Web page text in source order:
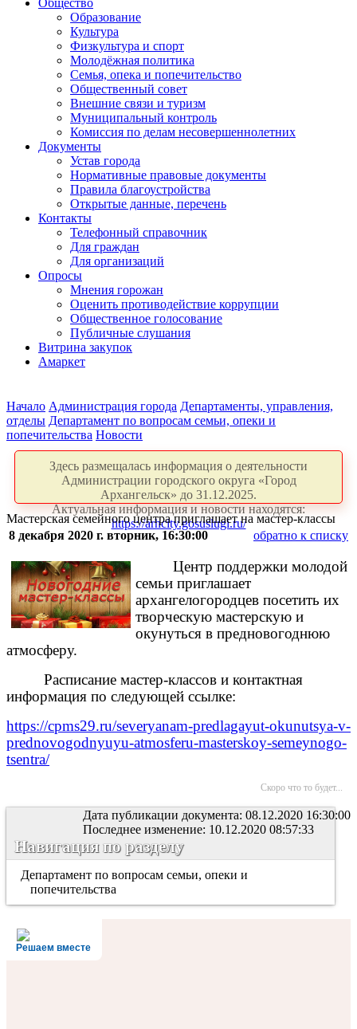
Общество
Образование
Культура
Физкультура и спорт
Молодёжная политика
Семья, опека и попечительство
Общественный совет
Внешние связи и туризм
Муниципальный контроль
Комиссия по делам несовершеннолетних
Документы
Устав города
Нормативные правовые документы
Правила благоустройства
Открытые данные, перечень
Контакты
Телефонный справочник
Для граждан
Для организаций
Опросы
Мнения горожан
Оценить противодействие коррупции
Общественное голосование
Публичные слушания
Витрина закупок
Амаркет
Начало Администрация города Департаменты, управления,
отделы Департамент по вопросам семьи, опеки и
попечительства Новости
Здесь размещалась информация о деятельности
Администрации городского округа «Город
Архангельск» до 31.12.2025.
Актуальная информация и новости находятся:
https://arhcity.gosuslugi.ru/
Мастерская семейного центра приглашает на мастер-классы
8 декабря 2020 г. вторник, 16:30:00
обратно к списку
Центр поддержки молодой
семьи приглашает
архангелогородцев посетить их
творческую мастерскую и
окунуться в предновогоднюю
атмосферу.
Расписание мастер-классов и контактная
информация по следующей ссылке:
https://cpms29.ru/severyanam-predlagayut-okunutsya-v-
prednovogodnyuyu-atmosferu-masterskoy-semeynogo-
tsentra/
Скоро что то будет...
Дата публикации документа: 08.12.2020 16:30:00
Последнее изменение: 10.12.2020 08:57:33
Навигация по разделу
Департамент по вопросам семьи, опеки и
попечительства
Решаем вместе